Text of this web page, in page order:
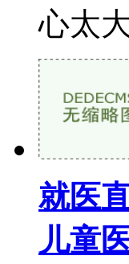
心太
就医
儿童